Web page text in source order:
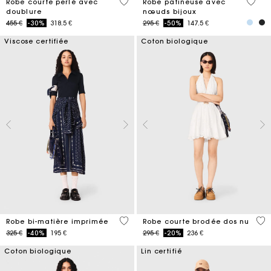
Robe courte perlé avec
doublure
Price reduced from
455 €to-30% 318.5 €
Robe patineuse avec
nœuds bijoux
Price reduced from
295 €to-50% 147.5 €
Viscose certifiée
Robe bi-matière imprimée
Price reduced from
325 €to-40% 195 €
3,8 out of 5 Customer Rating
Coton biologique
Robe courte brodée dos nu
Price reduced from
295 €to-20% 236 €
4,3
Coton biologique Lin certifié